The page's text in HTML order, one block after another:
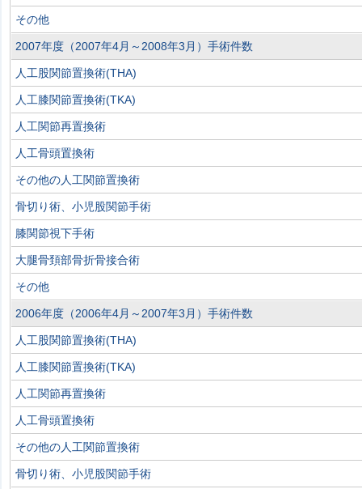
その他
2007年度（2007年4月～2008年3月）手術件数
人工股関節置換術(THA)
人工膝関節置換術(TKA)
人工関節再置換術
人工骨頭置換術
その他の人工関節置換術
骨切り術、小児股関節手術
膝関節視下手術
大腿骨頚部骨折骨接合術
その他
2006年度（2006年4月～2007年3月）手術件数
人工股関節置換術(THA)
人工膝関節置換術(TKA)
人工関節再置換術
人工骨頭置換術
その他の人工関節置換術
骨切り術、小児股関節手術